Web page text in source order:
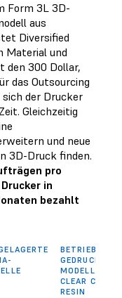
Form 3L 3D-
aus
Diversified
Material und
den 300 Dollar,
das Outsourcing
der Drucker
Gleichzeitig
und neue
3D-Druck finden.
pro
in
bezahlt
GEDRUCKTES
MODELL AUS
CLEAR CAST
RESIN